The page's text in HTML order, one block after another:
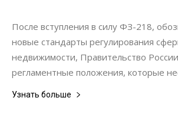
После вступления в силу ФЗ-218,
новые стандарты регулирования
недвижимости, Правительство
регламентные положения, которые
Узнать больше